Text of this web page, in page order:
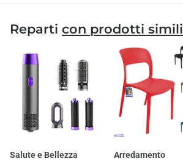
Reparti con prodotti simili
Salute e Bellezza Arredamento